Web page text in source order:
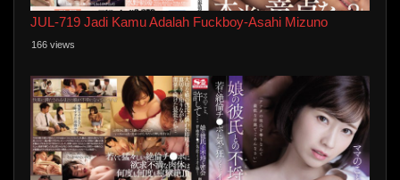
JUL-719 Jadi Kamu Adalah Fuckboy-Asahi Mizuno
166 views